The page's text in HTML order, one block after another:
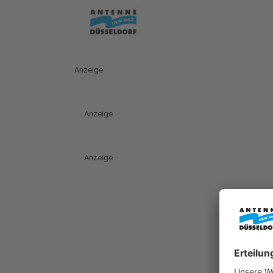
Anzeige
Anzeige
Anzeige